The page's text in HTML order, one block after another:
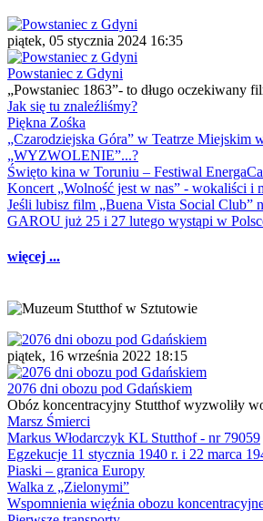
piątek, 05 stycznia 2024 16:35
Powstaniec z Gdyni
„Powstaniec 1863”- to długo oczekiwany
Jak się tu znaleźliśmy?
Piękna Zośka
„Czarodziejska Góra” w Teatrze Miejskim
„WYZWOLENIE”...?
Święto kina w Toruniu – Festiwal
Koncert „Wolność jest w nas” - wokaliści i
Jeśli lubisz film „Buena Vista Social Club”
GAROU już 25 i 27 lutego wystąpi w
więcej ...
piątek, 16 września 2022 18:15
2076 dni obozu pod Gdańskiem
Obóz koncentracyjny Stutthof wyzwoliły
Marsz Śmierci
Markus Włodarczyk KL Stutthof - nr 79059
Egzekucje 11 stycznia 1940 r. i 22 marca
Piaski – granica Europy
Walka z „Zielonymi”
Wspomnienia więźnia obozu